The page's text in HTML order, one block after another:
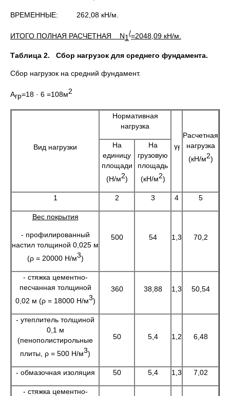
ВРЕМЕННЫЕ: 262,08 кН/м.
ИТОГО ПОЛНАЯ РАСЧЕТНАЯ N1
/=2048,09 кН/м.
Таблица 2. Сбор нагрузок для среднего фундамента.
Сбор нагрузок на средний фундамент.
Агр=18 · 6 =108м2
Вид нагрузки
Нормативная
нагрузка
γf
Расчетная
нагрузка
(кН/м2)
На
единицу
площади
(Н/м2)
На
грузовую
площадь
(кН/м2)
1 2 3 4 5
Вес покрытия
- профилированный
настил толщиной 0,025 м
(ρ = 20000 Н/м3)
500 54 1,3 70,2
- стяжка цементно-
песчанная толщиной
0,02 м (ρ = 18000 Н/м3)
360 38,88 1,3 50,54
- утеплитель толщиной
0,1 м
(пенополистирольные
плиты, ρ = 500 Н/м3)
50 5,4 1,2 6,48
- обмазочная изоляция 50 5,4 1,3 7,02
- стяжка цементно-